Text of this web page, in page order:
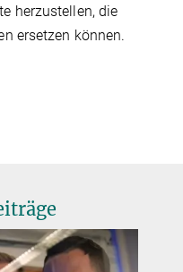
herzustellen, die
ersetzen können.